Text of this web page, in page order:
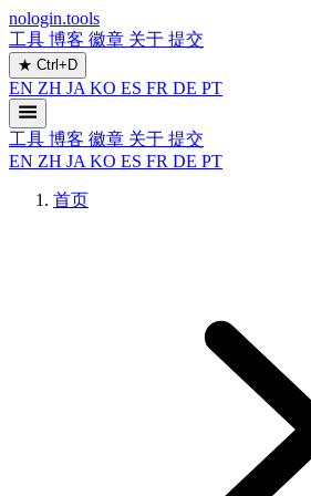
nologin.tools
工具 博客 徽章 关于 提交
★ Ctrl+D
EN ZH JA KO ES FR DE PT
工具 博客 徽章 关于 提交
EN ZH JA KO ES FR DE PT
首页